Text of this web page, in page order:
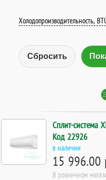
Холодопроизводительность,
Сбросить
Сплит-система
Код 22926
в наличии
15 996.00
В розничном